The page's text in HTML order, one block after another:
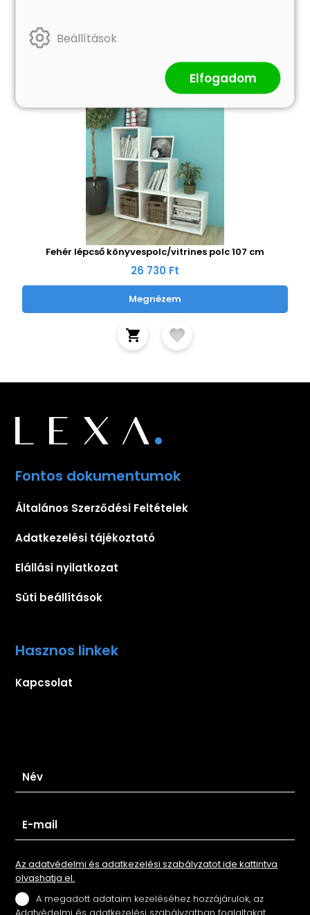
Fehér lépcső könyvespolc/vitrines polc 107 cm
26 730 Ft
Megnézem
Fontos dokumentumok
Általános Szerződési Feltételek
Adatkezelési tájékoztató
Elállási nyilatkozat
Süti beállítások
Hasznos linkek
Kapcsolat
Az adatvédelmi és adatkezelési szabályzatot ide kattintva
olvashatja el.
A megadott adataim kezeléséhez hozzájárulok, az
Beállítások
Elfogadom